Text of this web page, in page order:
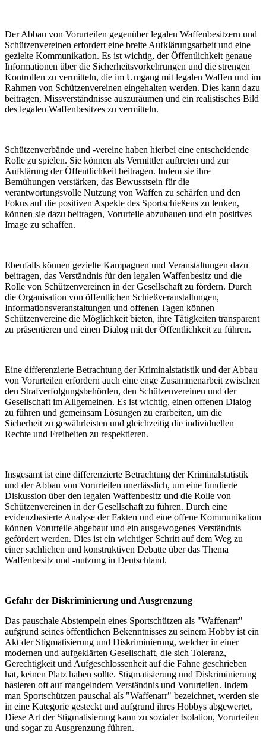
Der Abbau von Vorurteilen gegenüber legalen Waffenbesitzern und
Schützenvereinen erfordert eine breite Aufklärungsarbeit und eine
gezielte Kommunikation. Es ist wichtig, der Öffentlichkeit genaue
Informationen über die Sicherheitsvorkehrungen und die strengen
Kontrollen zu vermitteln, die im Umgang mit legalen Waffen und im
Rahmen von Schützenvereinen eingehalten werden. Dies kann dazu
beitragen, Missverständnisse auszuräumen und ein realistisches Bild
des legalen Waffenbesitzes zu vermitteln.
Schützenverbände und -vereine haben hierbei eine entscheidende
Rolle zu spielen. Sie können als Vermittler auftreten und zur
Aufklärung der Öffentlichkeit beitragen. Indem sie ihre
Bemühungen verstärken, das Bewusstsein für die
verantwortungsvolle Nutzung von Waffen zu schärfen und den
Fokus auf die positiven Aspekte des Sportschießens zu lenken,
können sie dazu beitragen, Vorurteile abzubauen und ein positives
Image zu schaffen.
Ebenfalls können gezielte Kampagnen und Veranstaltungen dazu
beitragen, das Verständnis für den legalen Waffenbesitz und die
Rolle von Schützenvereinen in der Gesellschaft zu fördern. Durch
die Organisation von öffentlichen Schießveranstaltungen,
Informationsveranstaltungen und offenen Tagen können
Schützenvereine die Möglichkeit bieten, ihre Tätigkeiten transparent
zu präsentieren und einen Dialog mit der Öffentlichkeit zu führen.
Eine differenzierte Betrachtung der Kriminalstatistik und der Abbau
von Vorurteilen erfordern auch eine enge Zusammenarbeit zwischen
den Strafverfolgungsbehörden, den Schützenvereinen und der
Gesellschaft im Allgemeinen. Es ist wichtig, einen offenen Dialog
zu führen und gemeinsam Lösungen zu erarbeiten, um die
Sicherheit zu gewährleisten und gleichzeitig die individuellen
Rechte und Freiheiten zu respektieren.
Insgesamt ist eine differenzierte Betrachtung der Kriminalstatistik
und der Abbau von Vorurteilen unerlässlich, um eine fundierte
Diskussion über den legalen Waffenbesitz und die Rolle von
Schützenvereinen in der Gesellschaft zu führen. Durch eine
evidenzbasierte Analyse der Fakten und eine offene Kommunikation
können Vorurteile abgebaut und ein ausgewogenes Verständnis
gefördert werden. Dies ist ein wichtiger Schritt auf dem Weg zu
einer sachlichen und konstruktiven Debatte über das Thema
Waffenbesitz und -nutzung in Deutschland.
Gefahr der Diskriminierung und Ausgrenzung
Das pauschale Abstempeln eines Sportschützen als "Waffenarr"
aufgrund seines öffentlichen Bekenntnisses zu seinem Hobby ist ein
Akt der Stigmatisierung und Diskriminierung, welcher in einer
modernen und aufgeklärten Gesellschaft, die sich Toleranz,
Gerechtigkeit und Aufgeschlossenheit auf die Fahne geschrieben
hat, keinen Platz haben sollte. Stigmatisierung und Diskriminierung
basieren oft auf mangelndem Verständnis und Vorurteilen. Indem
man Sportschützen pauschal als "Waffenarr" bezeichnet, werden sie
in eine Kategorie gesteckt und aufgrund ihres Hobbys abgewertet.
Diese Art der Stigmatisierung kann zu sozialer Isolation, Vorurteilen
und sogar zu Ausgrenzung führen.